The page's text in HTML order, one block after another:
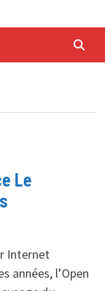
Le
Internet
années, l’Open